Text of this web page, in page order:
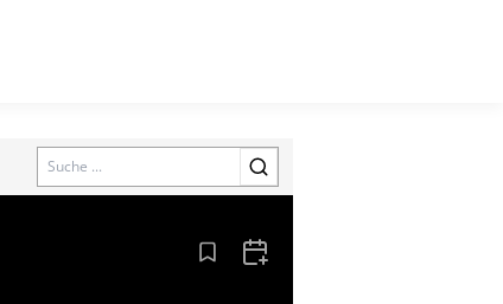
Search
Aus den Lesezeichen entfernen
Zum Kalender hinzufügen